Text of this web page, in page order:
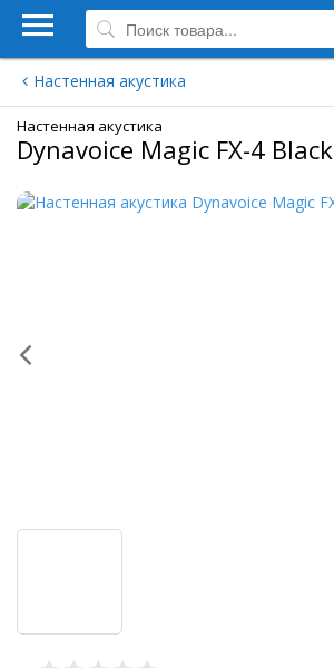
Настенная акустика
Настенная акустика
Dynavoice Magic FX-4 Black